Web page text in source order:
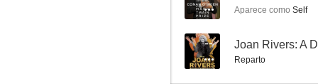
Aparece como Self
--
Reparto